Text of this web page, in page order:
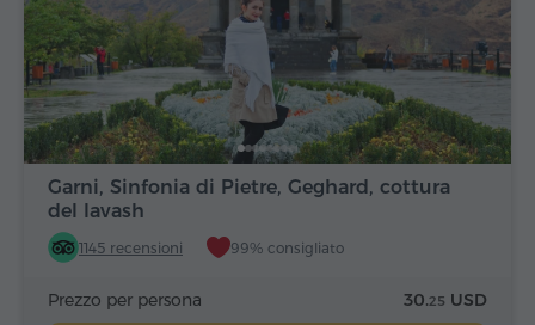
Garni, Sinfonia di Pietre, Geghard, cottura
del lavash
1145 recensioni 99% consigliato
Prezzo per persona 30.25 USD